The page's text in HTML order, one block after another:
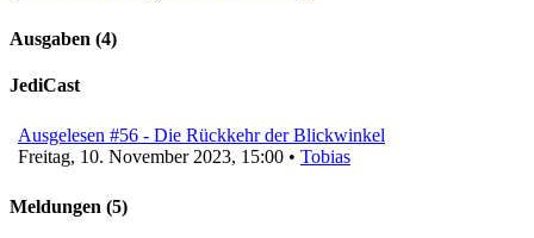
Ausgaben (4)
JediCast
Ausgelesen #56 - Die Rückkehr der Blickwinkel
Freitag, 10. November 2023, 15:00 • Tobias
Meldungen (5)